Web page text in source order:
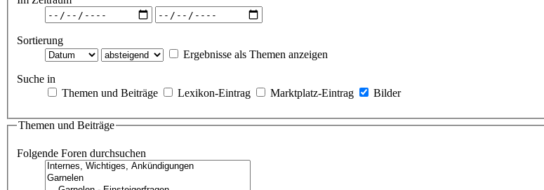
Sortierung
Ergebnisse als Themen anzeigen
Suche in
Themen und Beiträge
Lexikon-Eintrag Marktplatz-Eintrag Bilder
Themen und Beiträge
Folgende Foren durchsuchen